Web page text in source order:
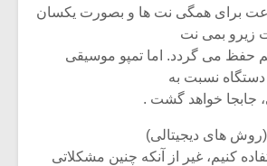
برای همگی نت ها و بصورت یکسان
زیرو بمی نت
حفظ می گردد. اما تمپو موسیقی
نسبت به
جابجا خواهد گشت .
های دیجیتالی)
کنیم، غیر از آنکه چنین مشکلاتی
نمی توانی
باشی،
ترین باش
برگزار